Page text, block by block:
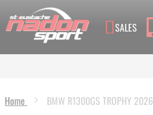
SALES
Home BMW R1300GS TROPHY 2026